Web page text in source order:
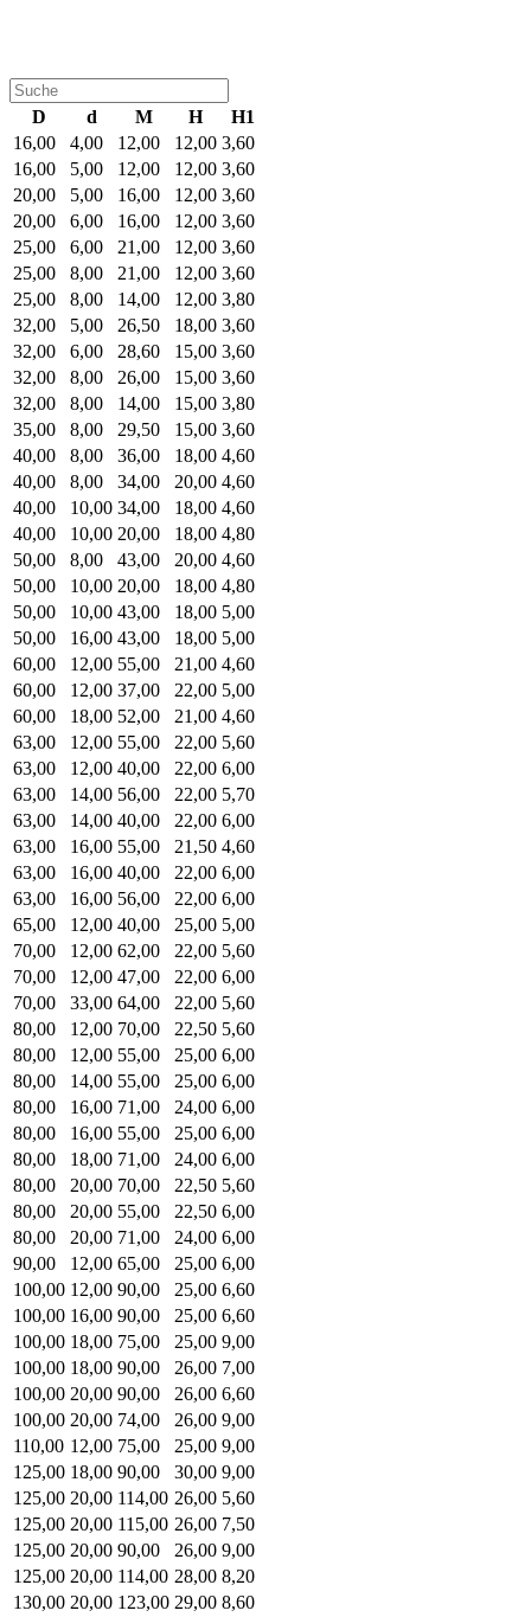
D d M H
H1
16,00
4,00 12,00 12,00 3,60
16,00
5,00 12,00 12,00 3,60
20,00
5,00 16,00 12,00 3,60
20,00
6,00 16,00 12,00 3,60
25,00
6,00 21,00 12,00 3,60
25,00
8,00 21,00 12,00 3,60
25,00
8,00 14,00 12,00 3,80
32,00
5,00 26,50 18,00 3,60
32,00
6,00 28,60 15,00 3,60
32,00
8,00 26,00 15,00 3,60
32,00
8,00 14,00 15,00 3,80
35,00
8,00 29,50 15,00 3,60
40,00
8,00 36,00 18,00 4,60
40,00
8,00 34,00 20,00 4,60
40,00
10,00 34,00 18,00 4,60
40,00
10,00 20,00 18,00 4,80
50,00
8,00 43,00 20,00 4,60
50,00
10,00 20,00 18,00 4,80
50,00
10,00 43,00 18,00 5,00
50,00
16,00 43,00 18,00 5,00
60,00
12,00 55,00 21,00 4,60
60,00
12,00 37,00 22,00 5,00
60,00
18,00 52,00 21,00 4,60
63,00
12,00 55,00 22,00 5,60
63,00
12,00 40,00 22,00 6,00
63,00
14,00 56,00 22,00 5,70
63,00
14,00 40,00 22,00 6,00
63,00
16,00 55,00 21,50 4,60
63,00
16,00 40,00 22,00 6,00
63,00
16,00 56,00 22,00 6,00
65,00
12,00 40,00 25,00 5,00
70,00
12,00 62,00 22,00 5,60
70,00
12,00 47,00 22,00 6,00
70,00
33,00 64,00 22,00 5,60
80,00
12,00 70,00 22,50 5,60
80,00
12,00 55,00 25,00 6,00
80,00
14,00 55,00 25,00 6,00
80,00
16,00 71,00 24,00 6,00
80,00
16,00 55,00 25,00 6,00
80,00
18,00 71,00 24,00 6,00
80,00
20,00 70,00 22,50 5,60
80,00
20,00 55,00 22,50 6,00
80,00
20,00 71,00 24,00 6,00
90,00
12,00 65,00 25,00 6,00
100,00 12,00 90,00 25,00 6,60
100,00 16,00 90,00 25,00 6,60
100,00 18,00 75,00 25,00 9,00
100,00 18,00 90,00 26,00 7,00
100,00 20,00 90,00 26,00 6,60
100,00 20,00 74,00 26,00 9,00
110,00 12,00 75,00 25,00 9,00
125,00 18,00 90,00 30,00 9,00
125,00 20,00 114,00 26,00 5,60
125,00 20,00 115,00 26,00 7,50
125,00 20,00 90,00 26,00 9,00
125,00 20,00 114,00 28,00 8,20
130,00 20,00 123,00 29,00 8,60